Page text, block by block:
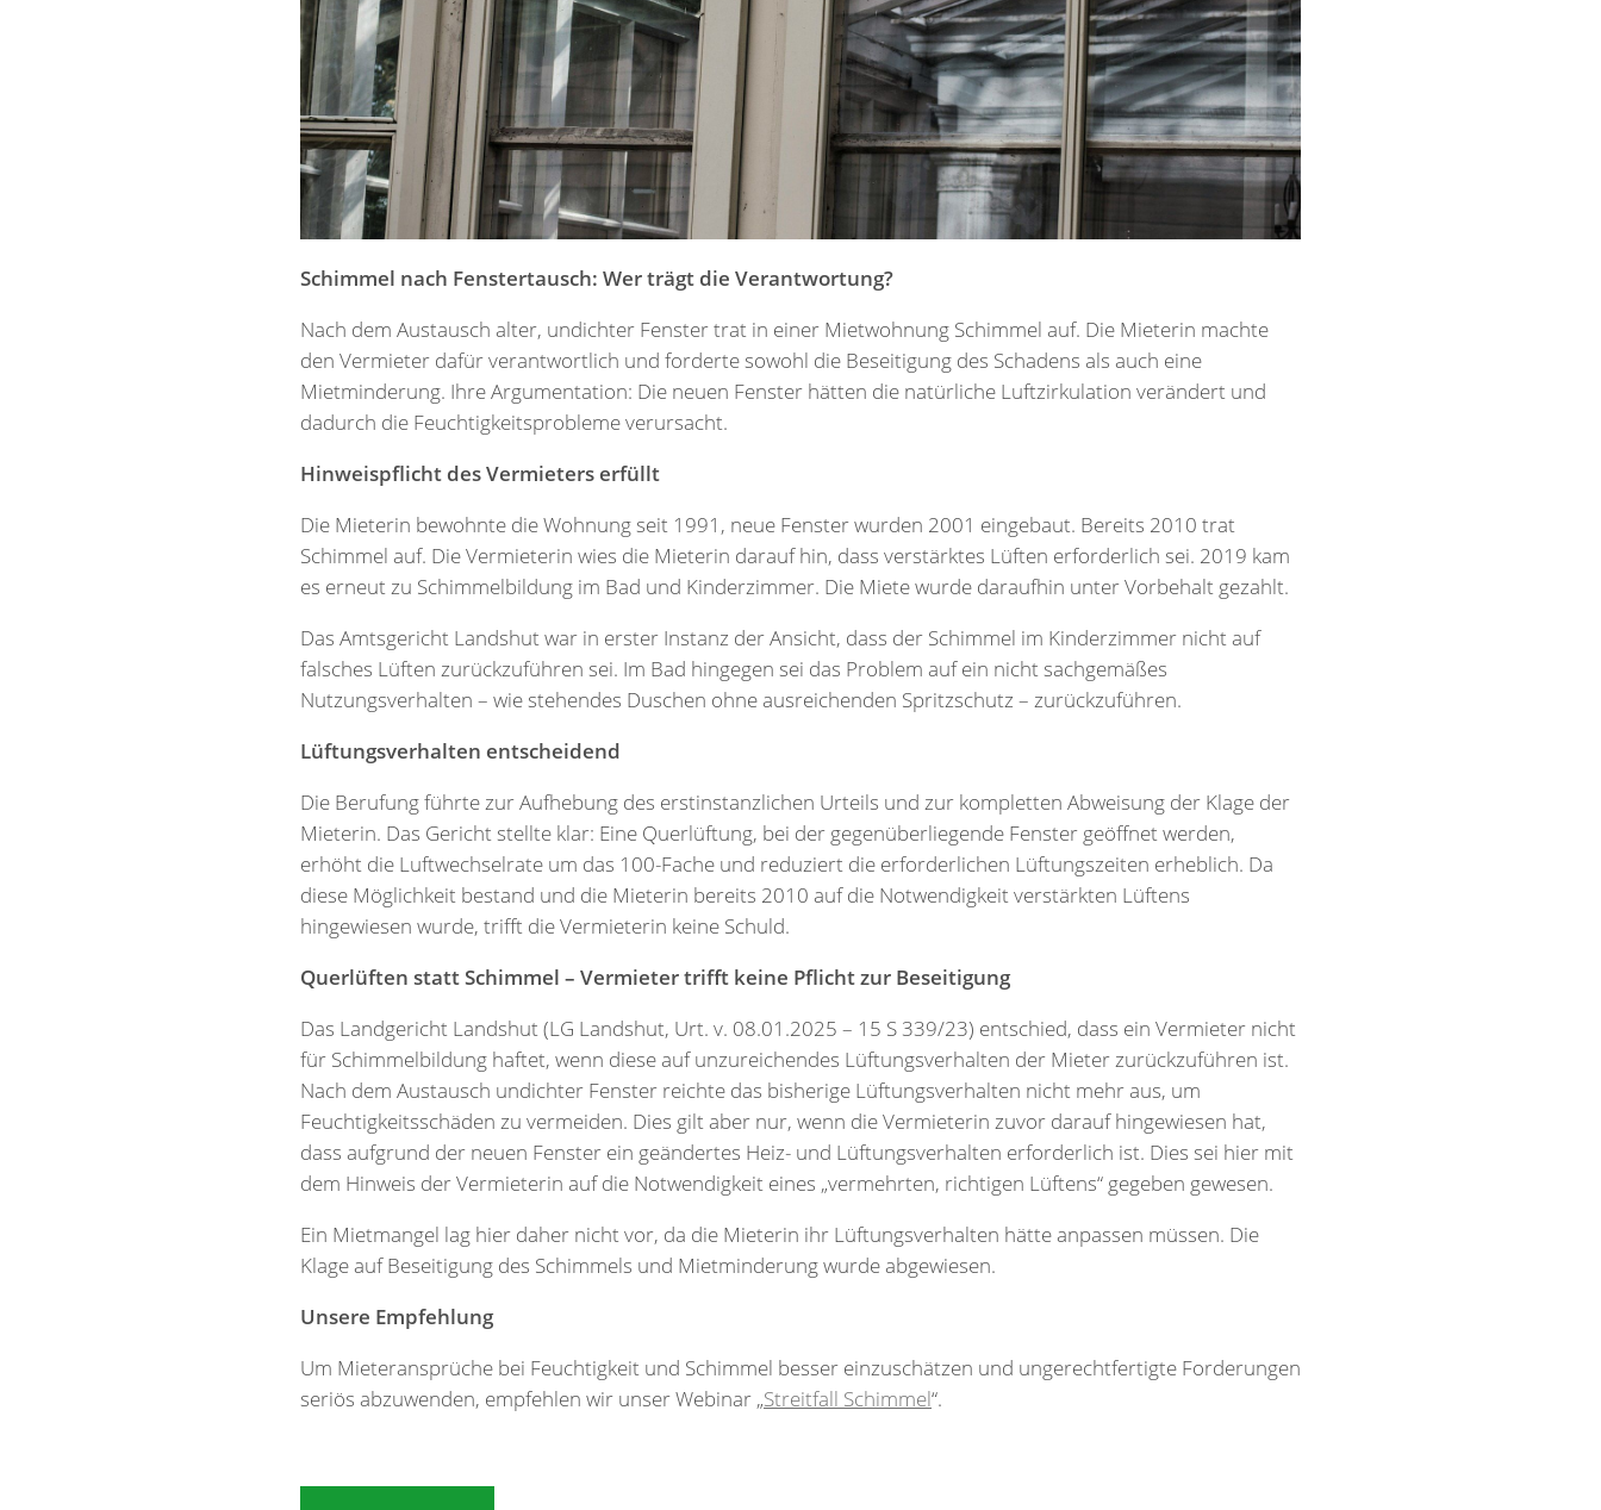
Schimmel nach Fenstertausch: Wer trägt die Verantwortung?
Nach dem Austausch alter, undichter Fenster trat in einer Mietwohnung Schimmel auf. Die Mieterin machte
den Vermieter dafür verantwortlich und forderte sowohl die Beseitigung des Schadens als auch eine
Mietminderung. Ihre Argumentation: Die neuen Fenster hätten die natürliche Luftzirkulation verändert und
dadurch die Feuchtigkeitsprobleme verursacht.
Hinweispflicht des Vermieters erfüllt
Die Mieterin bewohnte die Wohnung seit 1991, neue Fenster wurden 2001 eingebaut. Bereits 2010 trat
Schimmel auf. Die Vermieterin wies die Mieterin darauf hin, dass verstärktes Lüften erforderlich sei. 2019 kam
es erneut zu Schimmelbildung im Bad und Kinderzimmer. Die Miete wurde daraufhin unter Vorbehalt gezahlt.
Das Amtsgericht Landshut war in erster Instanz der Ansicht, dass der Schimmel im Kinderzimmer nicht auf
falsches Lüften zurückzuführen sei. Im Bad hingegen sei das Problem auf ein nicht sachgemäßes
Nutzungsverhalten – wie stehendes Duschen ohne ausreichenden Spritzschutz – zurückzuführen.
Lüftungsverhalten entscheidend
Die Berufung führte zur Aufhebung des erstinstanzlichen Urteils und zur kompletten Abweisung der Klage der
Mieterin. Das Gericht stellte klar: Eine Querlüftung, bei der gegenüberliegende Fenster geöffnet werden,
erhöht die Luftwechselrate um das 100-Fache und reduziert die erforderlichen Lüftungszeiten erheblich. Da
diese Möglichkeit bestand und die Mieterin bereits 2010 auf die Notwendigkeit verstärkten Lüftens
hingewiesen wurde, trifft die Vermieterin keine Schuld.
Querlüften statt Schimmel – Vermieter trifft keine Pflicht zur Beseitigung
Das Landgericht Landshut (LG Landshut, Urt. v. 08.01.2025 – 15 S 339/23) entschied, dass ein Vermieter nicht
für Schimmelbildung haftet, wenn diese auf unzureichendes Lüftungsverhalten der Mieter zurückzuführen ist.
Nach dem Austausch undichter Fenster reichte das bisherige Lüftungsverhalten nicht mehr aus, um
Feuchtigkeitsschäden zu vermeiden. Dies gilt aber nur, wenn die Vermieterin zuvor darauf hingewiesen hat,
dass aufgrund der neuen Fenster ein geändertes Heiz- und Lüftungsverhalten erforderlich ist. Dies sei hier mit
dem Hinweis der Vermieterin auf die Notwendigkeit eines „vermehrten, richtigen Lüftens“ gegeben gewesen.
Ein Mietmangel lag hier daher nicht vor, da die Mieterin ihr Lüftungsverhalten hätte anpassen müssen. Die
Klage auf Beseitigung des Schimmels und Mietminderung wurde abgewiesen.
Unsere Empfehlung
Um Mieteransprüche bei Feuchtigkeit und Schimmel besser einzuschätzen und ungerechtfertigte Forderungen
seriös abzuwenden, empfehlen wir unser Webinar „Streitfall Schimmel“.